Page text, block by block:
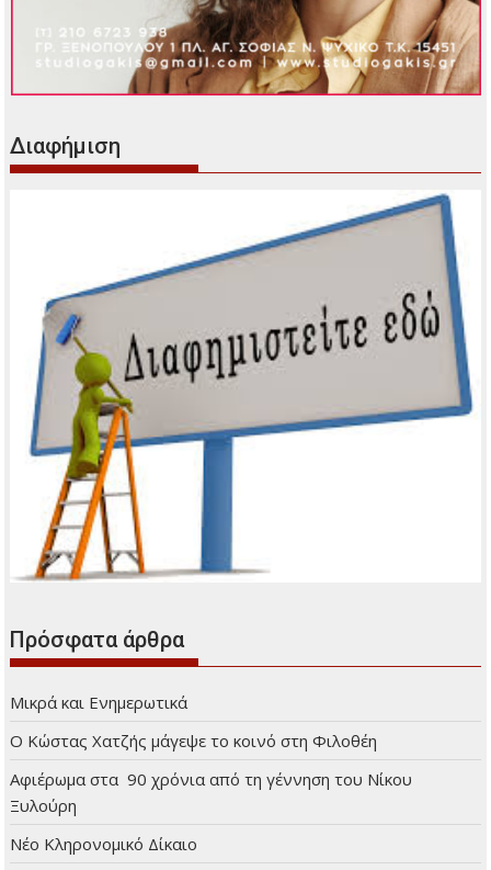
Διαφήμιση
Πρόσφατα άρθρα
Μικρά και Ενημερωτικά
Ο Κώστας Χατζής μάγεψε το κοινό στη Φιλοθέη
Αφιέρωμα στα 90 χρόνια από τη γέννηση του Νίκου
Ξυλούρη
Νέο Κληρονομικό Δίκαιο